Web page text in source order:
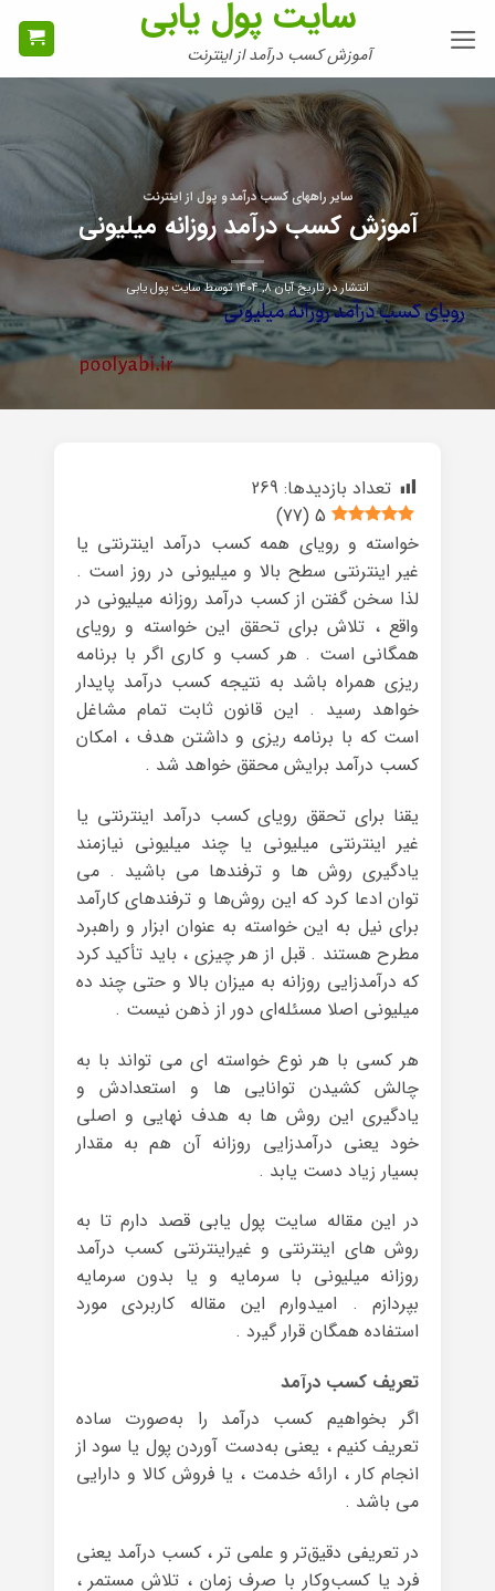
سایت پول یابی
آموزش کسب درآمد از اینترنت
سایر راههای کسب درآمد و پول از اینترنت
آموزش کسب درآمد روزانه میلیونی
انتشار در تاریخآبان ۸, ۱۴۰۴ توسطسایت پول یابی
تعداد بازدیدها: 269
5
(
77
)
خواسته و رویای همه کسب درآمد اینترنتی یا
غیر اینترنتی سطح بالا و میلیونی در روز است .
لذا سخن گفتن از کسب درآمد روزانه میلیونی در
واقع ، تلاش برای تحقق این خواسته و رویای
همگانی است . هر کسب و کاری اگر با برنامه
ریزی همراه باشد به نتیجه کسب درآمد پایدار
خواهد رسید . این قانون ثابت تمام مشاغل
است که با برنامه ریزی و داشتن هدف ، امکان
کسب درآمد برایش محقق خواهد شد .
یقنا برای تحقق رویای کسب درآمد اینترنتی یا
غیر اینترنتی میلیونی یا چند میلیونی نیازمند
یادگیری روش ها و ترفندها می باشید . می
توان ادعا کرد که این روش‌ها و ترفندهای کارآمد
برای نیل به این خواسته به عنوان ابزار و راهبرد
مطرح هستند . قبل از هر چیزی ، باید تأکید کرد
که درآمدزایی روزانه به میزان بالا و حتی چند ده
میلیونی اصلا مسئله‌ای دور از ذهن نیست .
هر کسی با هر نوع خواسته ای می تواند با به
چالش کشیدن توانایی ها و استعدادش و
یادگیری این روش ها به هدف نهایی و اصلی
خود یعنی درآمدزایی روزانه آن‌ هم به مقدار
بسیار زیاد دست یابد .
در این مقاله سایت پول یابی قصد دارم تا به
روش های اینترنتی و غیراینترنتی کسب درآمد
روزانه میلیونی با سرمایه و یا بدون سرمایه
بپردازم . امیدوارم این مقاله کاربردی مورد
استفاده همگان قرار گیرد .
تعریف کسب درآمد
اگر بخواهیم کسب درآمد را به‌صورت ساده
تعریف کنیم ، یعنی به‌دست آوردن پول یا سود از
انجام کار ، ارائه خدمت ، یا فروش کالا و دارایی
می باشد .
در تعریفی دقیق‌تر و علمی تر ، کسب درآمد یعنی
فرد یا کسب‌وکار با صرف زمان ، تلاش مستمر ،